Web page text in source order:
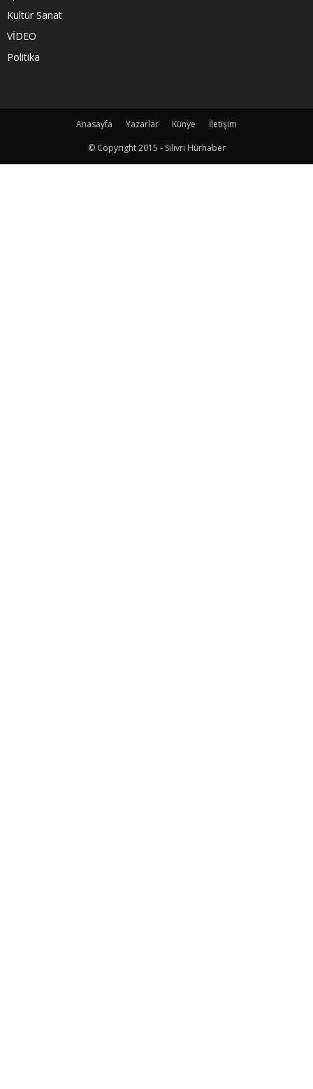
Kültür Sanat
VİDEO
Politika
Anasayfa Yazarlar Künye
İletişim
© Copyright 2015 - Silivri Hürhaber